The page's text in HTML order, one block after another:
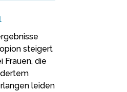
steigert
Frauen, die
leiden